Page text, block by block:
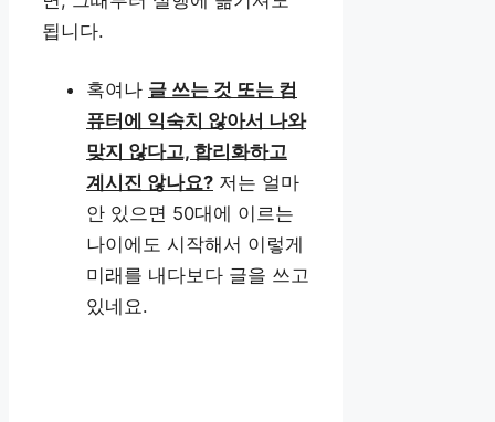
됩니다.
혹여나 글 쓰는 것 또는 컴
퓨터에 익숙치 않아서 나와
맞지 않다고, 합리화하고
계시진 않나요? 저는 얼마
안 있으면 50대에 이르는
나이에도 시작해서 이렇게
미래를 내다보다 글을 쓰고
있네요.